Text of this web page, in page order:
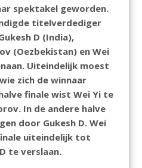
l n
spektakel geworden.
titelverdediger
D (India),
(Oezbekistan) en Wei
Uiteindelijk moest
zich de winnaar
finale wist Wei Yi te
In de andere halve
door Gukesh D. Wei
uiteindelijk tot
te verslaan.